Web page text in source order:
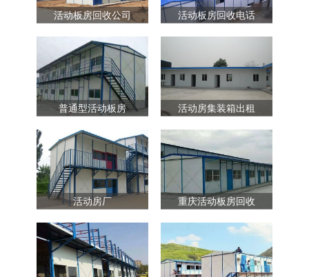
活动板房回收公司 活动板房回收电话
普通型活动板房 活动房集装箱出租
活动房厂 重庆活动板房回收